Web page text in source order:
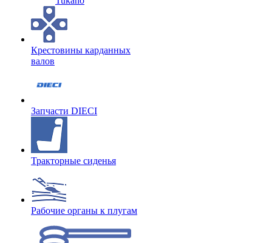
Крестовины карданных
валов
Запчасти DIECI
Тракторные сиденья
Рабочие органы к плугам